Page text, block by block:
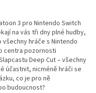
3 pro Nintendo Switch
na vás tři dny plné hudby,
hráče s Nintendo
centra pozornosti
Deep Cut – všechny
účastnit, nicméně hráči se
co je pro ně
budoucnost?